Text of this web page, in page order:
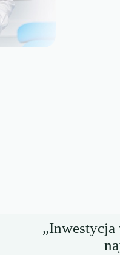
„Inwestycja